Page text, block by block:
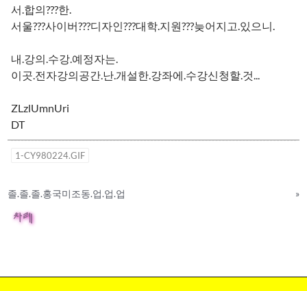
서.합의???한.
서울???사이버???디자인???대학.지원???늦어지고.있으니.
내.강의.수강.예정자는.
이곳.전자강의공간.난.개설한.강좌에.수강신청할.것...
ZLzlUmnUri
DT
1-CY980224.GIF
졸.졸.졸.홍국미조동.업.업.업 »
차례